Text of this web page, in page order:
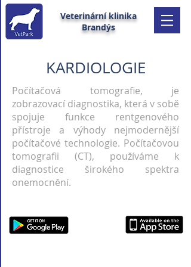
Veterinární klinika
Brandýs
KARDIOLOGIE
Počítačová tomografie, je
zobrazovací diagnostika, která v sobě
spojuje funkce rentgenového
přístroje a výhody nejmodernější
počítačové technologie. Počítačovou
tomografii (CT), používáme k
diagnostice širokého spektra
onemocnění.